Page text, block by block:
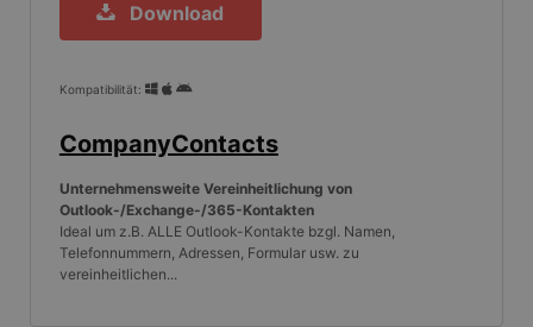
Download
Kompatibilität:
CompanyContacts
Unternehmensweite Vereinheitlichung von
Outlook-/Exchange-/365-Kontakten
Ideal um z.B. ALLE Outlook-Kontakte bzgl. Namen,
Telefonnummern, Adressen, Formular usw. zu
vereinheitlichen...